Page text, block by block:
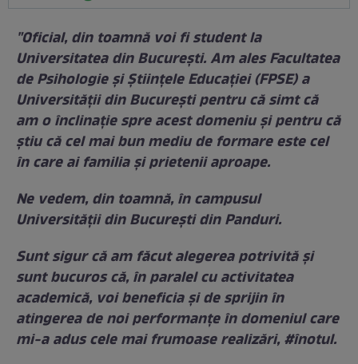
"Oficial, din toamnă voi fi student la
Universitatea din București. Am ales Facultatea
de Psihologie și Științele Educației (FPSE) a
Universității din București pentru că simt că
am o înclinație spre acest domeniu și pentru că
știu că cel mai bun mediu de formare este cel
în care ai familia și prietenii aproape.
Ne vedem, din toamnă, în campusul
Universității din București din Panduri.
Sunt sigur că am făcut alegerea potrivită și
sunt bucuros că, în paralel cu activitatea
academică, voi beneficia și de sprijin în
atingerea de noi performanțe în domeniul care
mi-a adus cele mai frumoase realizări, #înotul.